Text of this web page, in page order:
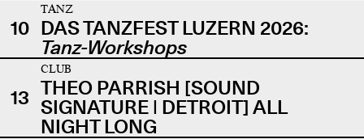
10
TANZ
DAS TANZFEST LUZERN 2026:
Tanz-Workshops
13
CLUB
THEO PARRISH [SOUND
SIGNATURE | DETROIT] ALL
NIGHT LONG